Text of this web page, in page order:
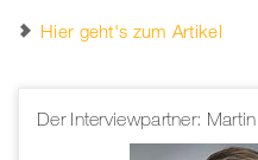
Hier geht's zum Artikel
Der Interviewpartner: